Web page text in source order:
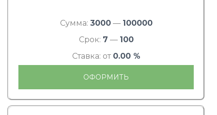
Сумма: 3000— 100000
Срок: 7 — 100
Ставка: от 0.00 %
ОФОРМИТЬ